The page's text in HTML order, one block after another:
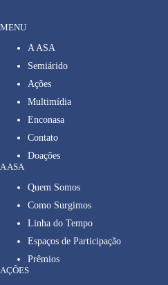
MENU
A ASA
Semiárido
Ações
Multimídia
Enconasa
Contato
Doações
A ASA
Quem Somos
Como Surgimos
Linha do Tempo
Espaços de Participação
Prêmios
AÇÕES